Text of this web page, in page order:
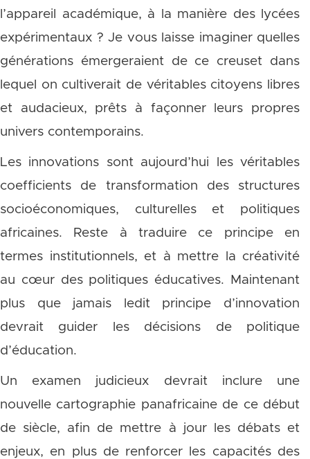
l’appareil académique, à la manière des lycées
expérimentaux ? Je vous laisse imaginer quelles
générations émergeraient de ce creuset dans
lequel on cultiverait de véritables citoyens libres
et audacieux, prêts à façonner leurs propres
univers contemporains.
Les innovations sont aujourd’hui les véritables
coefficients de transformation des structures
socioéconomiques, culturelles et politiques
africaines. Reste à traduire ce principe en
termes institutionnels, et à mettre la créativité
au cœur des politiques éducatives. Maintenant
plus que jamais ledit principe d’innovation
devrait guider les décisions de politique
d’éducation.
Un examen judicieux devrait inclure une
nouvelle cartographie panafricaine de ce début
de siècle, afin de mettre à jour les débats et
enjeux, en plus de renforcer les capacités des